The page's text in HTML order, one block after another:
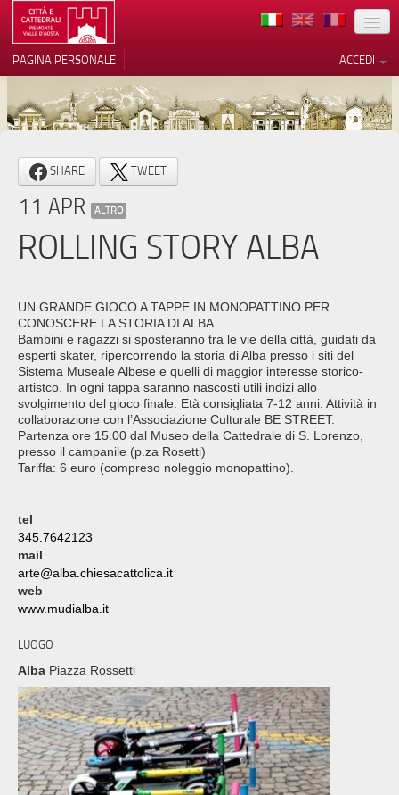
TERRITORIO
ARCHITETTURE
MUSEI
ITINERARI
EVENTI
VOLONTARI
CONTATTI
PRESS
ACCEDI
PAGINA PERSONALE
SHARE TWEET
11 APR ALTRO
ROLLING STORY ALBA
UN GRANDE GIOCO A TAPPE IN MONOPATTINO PER
CONOSCERE LA STORIA DI ALBA.
Bambini e ragazzi si sposteranno tra le vie della città, guidati da
esperti skater, ripercorrendo la storia di Alba presso i siti del
Sistema Museale Albese e quelli di maggior interesse storico-
artistco. In ogni tappa saranno nascosti utili indizi allo
svolgimento del gioco finale. Età consigliata 7-12 anni. Attività in
collaborazione con l’Associazione Culturale BE STREET.
Partenza ore 15.00 dal Museo della Cattedrale di S. Lorenzo,
presso il campanile (p.za Rosetti)
Tariffa: 6 euro (compreso noleggio monopattino).
tel
345.7642123
mail
arte@alba.chiesacattolica.it
web
www.mudialba.it
LUOGO
Alba Piazza Rossetti
Informativa sulla raccolta
Le tue preferenze relative alla